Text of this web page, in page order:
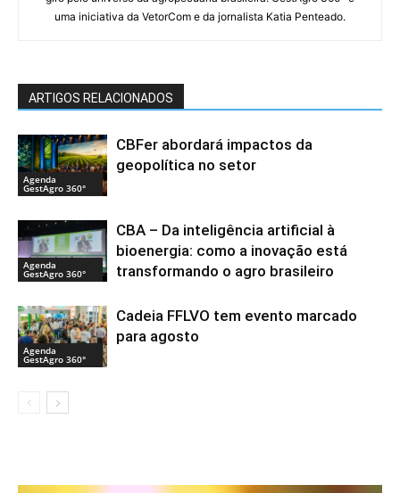
uma iniciativa da VetorCom e da jornalista Katia Penteado.
ARTIGOS RELACIONADOS
Agenda
GestAgro 360°
CBFer abordará impactos da
geopolítica no setor
Agenda
GestAgro 360°
CBA – Da inteligência artificial à
bioenergia: como a inovação está
transformando o agro brasileiro
Agenda
GestAgro 360°
Cadeia FFLVO tem evento marcado
para agosto